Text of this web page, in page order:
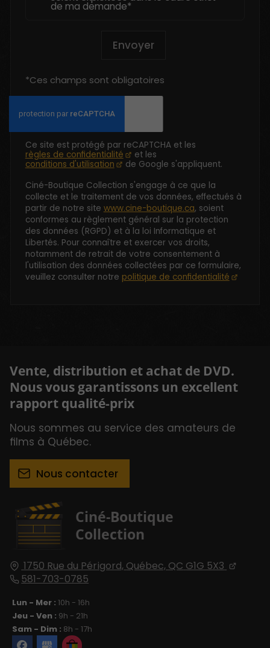
de ma demande*
Envoyer
*Ces champs sont obligatoires
Ce site est protégé par reCAPTCHA et les
règles de confidentialité
et les
conditions d'utilisation
de Google s'appliquent.
Ciné-Boutique Collection s'engage à ce que la
collecte et le traitement de vos données, effectués à
partir de notre site www.cine-boutique.ca, soient
conformes au règlement général sur la protection
des données (RGPD) et à la loi Informatique et
Libertés. Pour connaître et exercer vos droits,
notamment de retrait de votre consentement à
l'utilisation des données collectées par ce formulaire,
veuillez consulter notre politique de confidentialité
Ciné-Boutique
Collection
1750 Rue du Périgord, Québec, QC G1G 5X3
581-703-0785
Lun - Mer : 10h - 16h
Jeu - Ven : 9h - 21h
Sam - Dim : 8h - 17h
Vente, distribution et achat de DVD.
Nous vous garantissons un excellent
rapport qualité-prix
Nous sommes au service des amateurs de
films à Québec.
Nous contacter